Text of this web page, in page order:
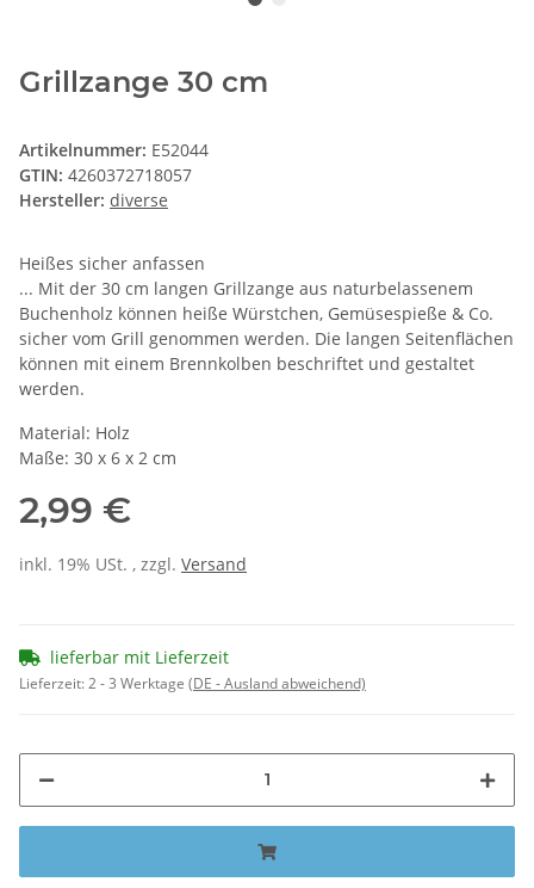
Grillzange 30 cm
Artikelnummer: E52044
GTIN: 4260372718057
Hersteller: diverse
Heißes sicher anfassen
... Mit der 30 cm langen Grillzange aus naturbelassenem
Buchenholz können heiße Würstchen, Gemüsespieße & Co.
sicher vom Grill genommen werden. Die langen Seitenflächen
können mit einem Brennkolben beschriftet und gestaltet
werden.
Material: Holz
Maße: 30 x 6 x 2 cm
2,99 €
inkl. 19% USt. , zzgl. Versand
lieferbar mit Lieferzeit
Lieferzeit:2 - 3 Werktage (DE - Ausland abweichend)